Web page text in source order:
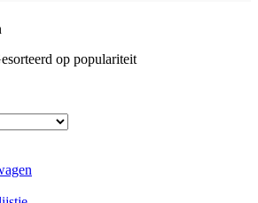
op populariteit